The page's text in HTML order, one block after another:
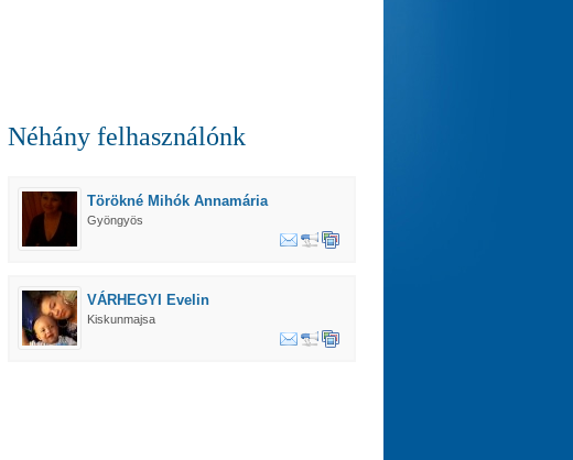
Néhány felhasználónk
Törökné Mihók Annamária
Gyöngyös
VÁRHEGYI Evelin
Kiskunmajsa